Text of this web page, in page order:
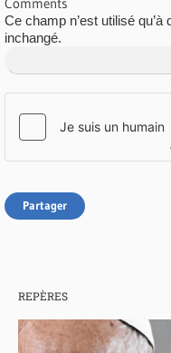
Comments
Ce champ n’est utilisé
inchangé.
REPÈRES